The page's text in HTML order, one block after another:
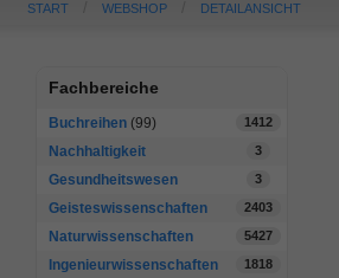
START WEBSHOP DETAILANSICHT
Fachbereiche
Buchreihen (99) 1412
Nachhaltigkeit 3
Gesundheitswesen 3
Geisteswissenschaften 2403
Naturwissenschaften 5427
Ingenieurwissenschaften 1818